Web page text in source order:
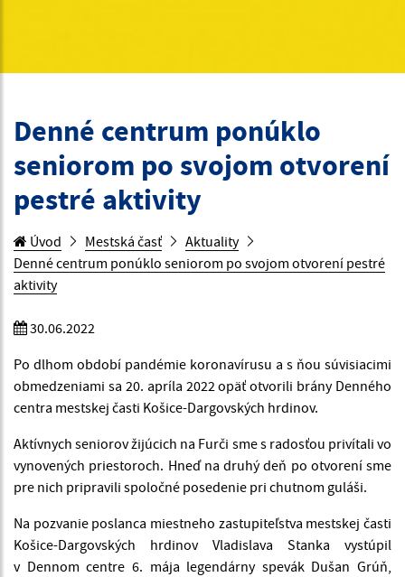
Denné centrum ponúklo
seniorom po svojom otvorení
pestré aktivity
Úvod Mestská časť
Aktuality
Denné centrum ponúklo seniorom po svojom otvorení pestré
aktivity
30.06.2022
Po dlhom období pandémie koronavírusu a s ňou súvisiacimi
obmedzeniami sa 20. apríla 2022 opäť otvorili brány Denného
centra mestskej časti Košice-Dargovských hrdinov.
Aktívnych seniorov žijúcich na Furči sme s radosťou privítali vo
vynovených priestoroch. Hneď na druhý deň po otvorení sme
pre nich pripravili spoločné posedenie pri chutnom guláši.
Na pozvanie poslanca miestneho zastupiteľstva mestskej časti
Košice-Dargovských hrdinov Vladislava Stanka vystúpil
v Dennom centre 6. mája legendárny spevák Dušan Grúň,